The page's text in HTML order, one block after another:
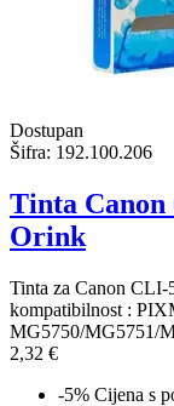
Dostupan
Šifra: 192.100.206
Tinta
Orink
Tinta za Canon
kompatibilnost :
MG5750/MG5751/
2,32 €
-5% Cijena s